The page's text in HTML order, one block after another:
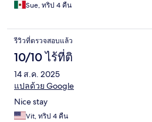
Sue, ทริป 4 คืน
รีวิวที่ตรวจสอบแล้ว
10/10 ไร้ที่ติ
14 ส.ค. 2025
แปลด้วย Google
Nice stay
Vit, ทริป 4 คืน